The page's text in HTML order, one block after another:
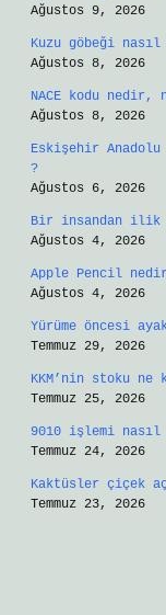
Ağustos 9, 2026
Kuzu göbeği
Ağustos 8, 2026
NACE kodu
Ağustos 8, 2026
Eskişehir
?
Ağustos 6, 2026
Bir insandan ilik
Ağustos 4, 2026
Apple Pencil
Ağustos 4, 2026
Yürüme öncesi
Temmuz 29, 2026
KKM’nin stoku ne
Temmuz 25, 2026
9010 işlemi
Temmuz 24, 2026
Kaktüsler çiçek
Temmuz 23, 2026